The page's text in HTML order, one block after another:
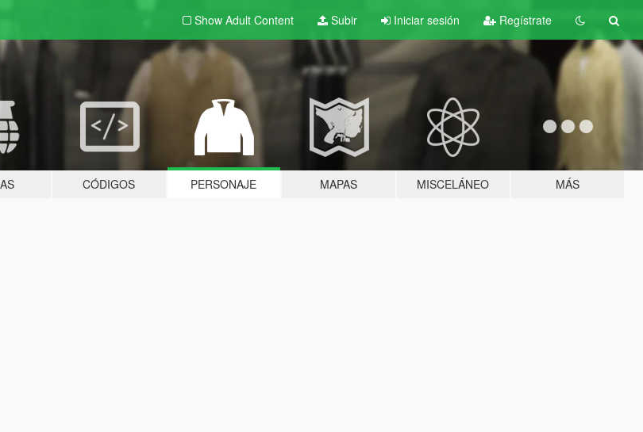
Show Adult Content Subir Iniciar sesión Regístrate
CÓDIGOS PERSONAJE MAPAS MISCELÁNEO MÁS